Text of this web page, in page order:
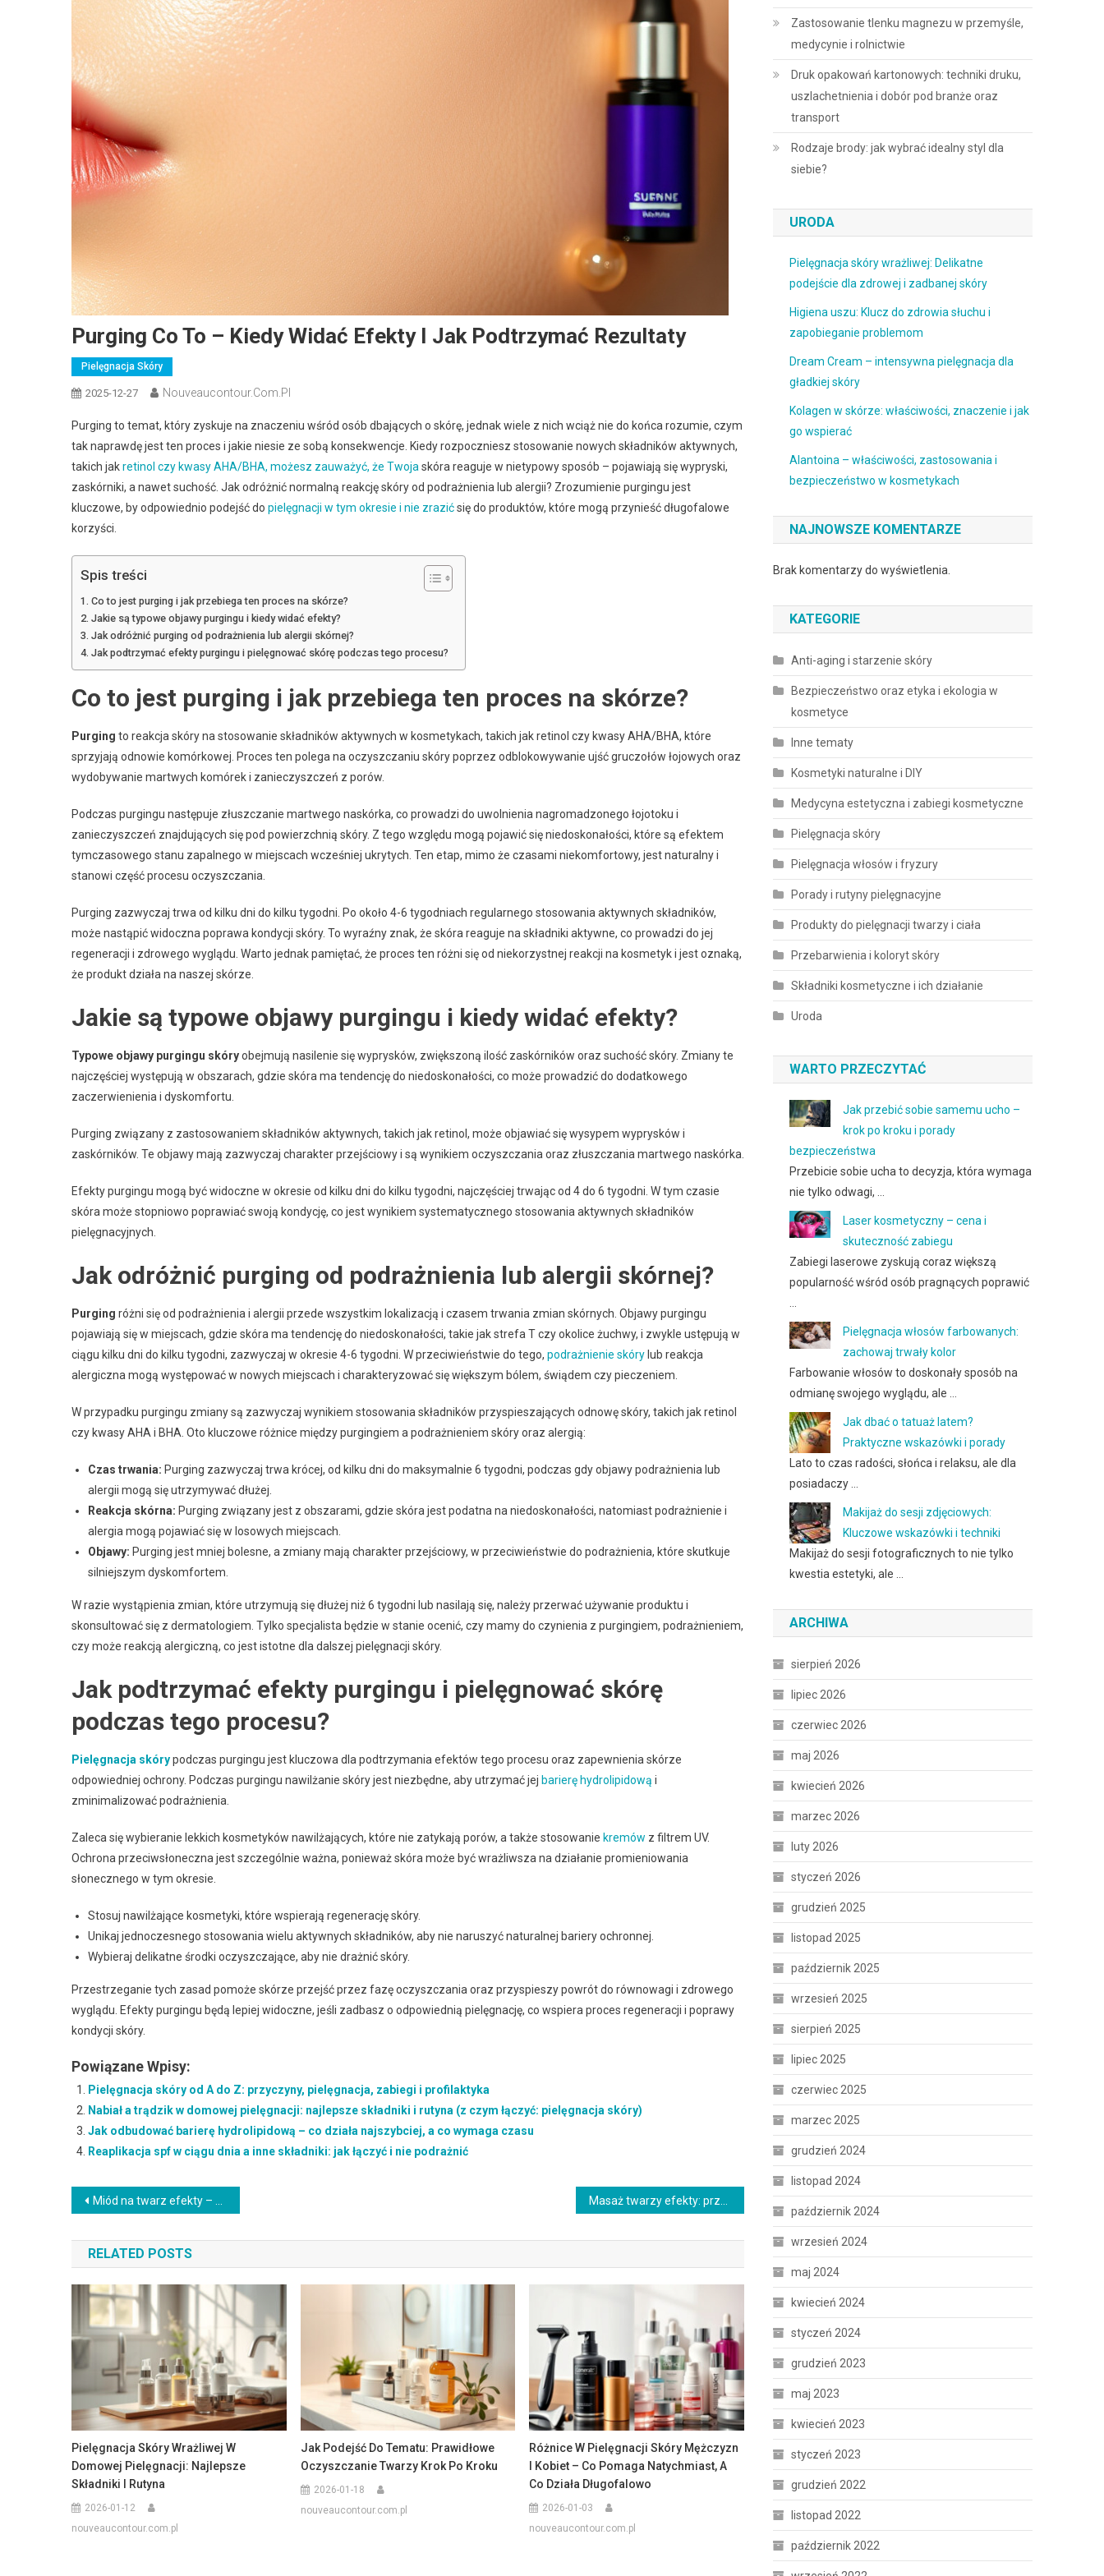
Purging Co To – Kiedy Widać Efekty I Jak Podtrzymać Rezultaty
Pielęgnacja Skóry
2025-12-27 Nouveaucontour.com.pl
Purging to temat, który zyskuje na znaczeniu wśród osób dbających o skórę, jednak wiele z nich wciąż nie do końca rozumie, czym
tak naprawdę jest ten proces i jakie niesie ze sobą konsekwencje. Kiedy rozpoczniesz stosowanie nowych składników aktywnych,
takich jakretinol czy kwasy AHA/BHA, możesz zauważyć, że Twoja skóra reaguje w nietypowy sposób – pojawiają się wypryski,
zaskórniki, a nawet suchość. Jak odróżnić normalną reakcję skóry od podrażnienia lub alergii? Zrozumienie purgingu jest
kluczowe, by odpowiednio podejść do pielęgnacji w tym okresie i nie zrazićsię do produktów, które mogą przynieść długofalowe
korzyści.
Spis treści
Co to jest purging i jak przebiega ten proces na skórze?
Jakie są typowe objawy purgingu i kiedy widać efekty?
Jak odróżnić purging od podrażnienia lub alergii skórnej?
Jak podtrzymać efekty purgingu i pielęgnować skórę podczas tego procesu?
Co to jest purging i jak przebiega ten proces na skórze?
Purging to reakcja skóry na stosowanie składników aktywnych w kosmetykach, takich jak retinol czy kwasy AHA/BHA, które
sprzyjają odnowie komórkowej. Proces ten polega na oczyszczaniu skóry poprzez odblokowywanie ujść gruczołów łojowych oraz
wydobywanie martwych komórek i zanieczyszczeń z porów.
Podczas purgingu następuje złuszczanie martwego naskórka, co prowadzi do uwolnienia nagromadzonego łojotoku i
zanieczyszczeń znajdujących się pod powierzchnią skóry. Z tego względu mogą pojawić się niedoskonałości, które są efektem
tymczasowego stanu zapalnego w miejscach wcześniej ukrytych. Ten etap, mimo że czasami niekomfortowy, jest naturalny i
stanowi część procesu oczyszczania.
Purging zazwyczaj trwa od kilku dni do kilku tygodni. Po około 4-6 tygodniach regularnego stosowania aktywnych składników,
może nastąpić widoczna poprawa kondycji skóry. To wyraźny znak, że skóra reaguje na składniki aktywne, co prowadzi do jej
regeneracji i zdrowego wyglądu. Warto jednak pamiętać, że proces ten różni się od niekorzystnej reakcji na kosmetyk i jest oznaką,
że produkt działa na naszej skórze.
Jakie są typowe objawy purgingu i kiedy widać efekty?
Typowe objawy purgingu skóryobejmują nasilenie się wyprysków, zwiększoną ilość zaskórników oraz suchość skóry. Zmiany te
najczęściej występują w obszarach, gdzie skóra ma tendencję do niedoskonałości, co może prowadzić do dodatkowego
zaczerwienienia i dyskomfortu.
Purging związany z zastosowaniem składników aktywnych, takich jak retinol, może objawiać się wysypem wyprysków i
zaskórników. Te objawy mają zazwyczaj charakter przejściowy i są wynikiem oczyszczania oraz złuszczania martwego naskórka.
Efekty purgingu mogą być widoczne w okresie od kilku dni do kilku tygodni, najczęściej trwając od 4 do 6 tygodni. W tym czasie
skóra może stopniowo poprawiać swoją kondycję, co jest wynikiem systematycznego stosowania aktywnych składników
pielęgnacyjnych.
Jak odróżnić purging od podrażnienia lub alergii skórnej?
Purging różni się od podrażnienia i alergii przede wszystkim lokalizacją i czasem trwania zmian skórnych. Objawy purgingu
pojawiają się w miejscach, gdzie skóra ma tendencję do niedoskonałości, takie jak strefa T czy okolice żuchwy, i zwykle ustępują w
ciągu kilku dni do kilku tygodni, zazwyczaj w okresie 4-6 tygodni. W przeciwieństwie do tego, podrażnienie skóry lub reakcja
alergiczna mogą występować w nowych miejscach i charakteryzować się większym bólem, świądem czy pieczeniem.
W przypadku purgingu zmiany są zazwyczaj wynikiem stosowania składników przyspieszających odnowę skóry, takich jak retinol
czy kwasy AHA i BHA. Oto kluczowe różnice między purgingiem a podrażnieniem skóry oraz alergią:
Czas trwania: Purging zazwyczaj trwa krócej, od kilku dni do maksymalnie 6 tygodni, podczas gdy objawy podrażnienia lub
alergii mogą się utrzymywać dłużej.
Reakcja skórna: Purging związany jest z obszarami, gdzie skóra jest podatna na niedoskonałości, natomiast podrażnienie i
alergia mogą pojawiać się w losowych miejscach.
Objawy: Purging jest mniej bolesne, a zmiany mają charakter przejściowy, w przeciwieństwie do podrażnienia, które skutkuje
silniejszym dyskomfortem.
W razie wystąpienia zmian, które utrzymują się dłużej niż 6 tygodni lub nasilają się, należy przerwać używanie produktu i
skonsultować się z dermatologiem. Tylko specjalista będzie w stanie ocenić, czy mamy do czynienia z purgingiem, podrażnieniem,
czy może reakcją alergiczną, co jest istotne dla dalszej pielęgnacji skóry.
Jak podtrzymać efekty purgingu i pielęgnować skórę
podczas tego procesu?
Pielęgnacja skórypodczas purgingu jest kluczowa dla podtrzymania efektów tego procesu oraz zapewnienia skórze
odpowiedniej ochrony. Podczas purgingu nawilżanie skóry jest niezbędne, aby utrzymać jej barierę hydrolipidową i
zminimalizować podrażnienia.
Zaleca się wybieranie lekkich kosmetyków nawilżających, które nie zatykają porów, a także stosowanie kremów z filtrem UV.
Ochrona przeciwsłoneczna jest szczególnie ważna, ponieważ skóra może być wrażliwsza na działanie promieniowania
słonecznego w tym okresie.
Stosuj nawilżające kosmetyki, które wspierają regenerację skóry.
Unikaj jednoczesnego stosowania wielu aktywnych składników, aby nie naruszyć naturalnej bariery ochronnej.
Wybieraj delikatne środki oczyszczające, aby nie drażnić skóry.
Przestrzeganie tych zasad pomoże skórze przejść przez fazę oczyszczania oraz przyspieszy powrót do równowagi i zdrowego
wyglądu. Efekty purgingu będą lepiej widoczne, jeśli zadbasz o odpowiednią pielęgnację, co wspiera proces regeneracji i poprawy
kondycji skóry.
Powiązane Wpisy:
Pielęgnacja skóry od A do Z: przyczyny, pielęgnacja, zabiegi i profilaktyka
Nabiał a trądzik w domowej pielęgnacji: najlepsze składniki i rutyna (z czym łączyć: pielęgnacja skóry)
Jak odbudować barierę hydrolipidową – co działa najszybciej, a co wymaga czasu
Reaplikacja spf w ciągu dnia a inne składniki: jak łączyć i nie podrażnić
Nawigacja
wpisu
Miód na twarz efekty – kiedy widać efekty i jak podtrzymać rezultaty
RELATED POSTS
Pielęgnacja Skóry Wrażliwej W
Domowej Pielęgnacji: Najlepsze
Składniki I Rutyna
2026-01-12
nouveaucontour.com.pl
Jak Podejść Do Tematu: Prawidłowe
Oczyszczanie Twarzy Krok Po Kroku
2026-01-18
nouveaucontour.com.pl
Różnice W Pielęgnacji Skóry Mężczyzn
I Kobiet – Co Pomaga Natychmiast, A
Co Działa Długofalowo
2026-01-03
nouveaucontour.com.pl
Zastosowanie tlenku magnezu w przemyśle,
medycynie i rolnictwie
Druk opakowań kartonowych: techniki druku,
uszlachetnienia i dobór pod branże oraz
transport
Rodzaje brody: jak wybrać idealny styl dla
siebie?
URODA
Pielęgnacja skóry wrażliwej: Delikatne
podejście dla zdrowej i zadbanej skóry
Higiena uszu: Klucz do zdrowia słuchu i
zapobieganie problemom
Dream Cream – intensywna pielęgnacja dla
gładkiej skóry
Kolagen w skórze: właściwości, znaczenie i jak
go wspierać
Alantoina – właściwości, zastosowania i
bezpieczeństwo w kosmetykach
NAJNOWSZE KOMENTARZE
Brak komentarzy do wyświetlenia.
KATEGORIE
Anti-aging i starzenie skóry
Bezpieczeństwo oraz etyka i ekologia w
kosmetyce
Inne tematy
Kosmetyki naturalne i DIY
Medycyna estetyczna i zabiegi kosmetyczne
Pielęgnacja skóry
Pielęgnacja włosów i fryzury
Porady i rutyny pielęgnacyjne
Produkty do pielęgnacji twarzy i ciała
Przebarwienia i koloryt skóry
Składniki kosmetyczne i ich działanie
Uroda
WARTO PRZECZYTAĆ
Jak przebić sobie samemu ucho –
krok po kroku i porady
bezpieczeństwa
Przebicie sobie ucha to decyzja, która wymaga
nie tylko odwagi, …
Laser kosmetyczny – cena i
skuteczność zabiegu
Zabiegi laserowe zyskują coraz większą
popularność wśród osób pragnących poprawić
Pielęgnacja włosów farbowanych:
zachowaj trwały kolor
Farbowanie włosów to doskonały sposób na
odmianę swojego wyglądu, ale …
Jak dbać o tatuaż latem?
Praktyczne wskazówki i porady
Lato to czas radości, słońca i relaksu, ale dla
posiadaczy …
Makijaż do sesji zdjęciowych:
Kluczowe wskazówki i techniki
Makijaż do sesji fotograficznych to nie tylko
kwestia estetyki, ale …
ARCHIWA
sierpień 2026
lipiec 2026
czerwiec 2026
maj 2026
kwiecień 2026
marzec 2026
luty 2026
styczeń 2026
grudzień 2025
listopad 2025
październik 2025
wrzesień 2025
sierpień 2025
lipiec 2025
czerwiec 2025
marzec 2025
grudzień 2024
listopad 2024
październik 2024
wrzesień 2024
maj 2024
kwiecień 2024
styczeń 2024
grudzień 2023
maj 2023
kwiecień 2023
styczeń 2023
grudzień 2022
listopad 2022
październik 2022